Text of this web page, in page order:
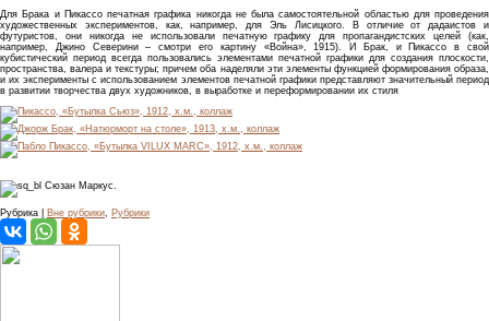
Для Брака и Пикассо печатная графика никогда не была самостоятельной областью для проведения
художественных экспериментов, как, например, для Эль Лисицкого. В отличие от дадаистов и
футуристов, они никогда не использовали печатную графику для пропагандистских целей (как,
например, Джино Северини – смотри его картину «Война», 1915). И Брак, и Пикассо в свой
кубистический период всегда пользовались элементами печатной графики для создания плоскости,
пространства, валера и текстуры; причем оба наделяли эти элементы функцией формирования образа,
и их эксперименты с использованием элементов печатной графики представляют значительный период
в развитии творчества двух художников, в выработке и переформировании их стиля
Сюзан Маркус.
Рубрика | Вне рубрики Рубрики